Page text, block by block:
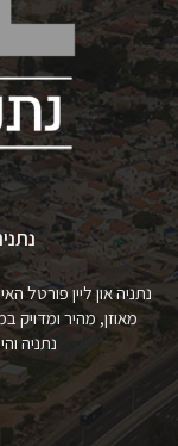
נתניה און ליין פורטל
מאוזן, מהיר ומדויק
נתניה